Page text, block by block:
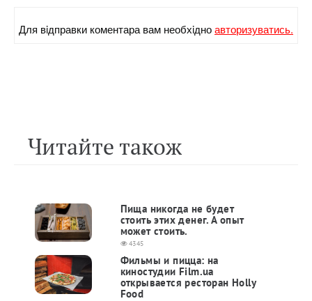
Для вiдправки коментара вам необхiдноавторизуватись.
Читайте також
Пища никогда не будет
стоить этих денег. А опыт
может стоить.
4345
Фильмы и пицца: на
киностудии Film.ua
открывается ресторан Holly
Food